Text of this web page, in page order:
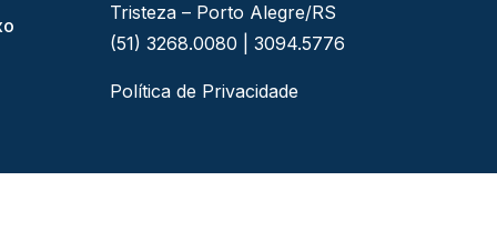
Tristeza – Porto Alegre/RS
(51) 3268.0080 | 3094.5776
Política de Privacidade